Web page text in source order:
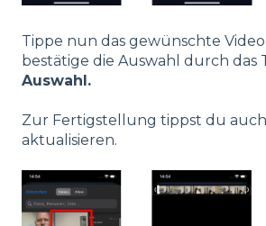
Tippe nun das gewünschte
bestätige die Auswahl durch das
Auswahl.
Zur Fertigstellung tippst du
aktualisieren.